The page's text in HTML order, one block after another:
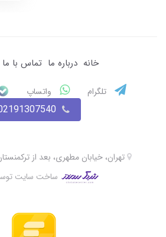
خانه درباره ما تماس با ما
تلگرام واتساپ
ساخت سایت
تهران، خیابان مطهری، بعد از ترکمنستان، پلاک